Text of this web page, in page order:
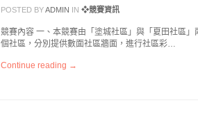
POSTED BYADMIN IN ❖競賽資訊
競賽內容 一、本競賽由「塗城社區」與「夏田社區」
個社區，分別提供數面社區牆面，進行社區彩…
Continue reading →